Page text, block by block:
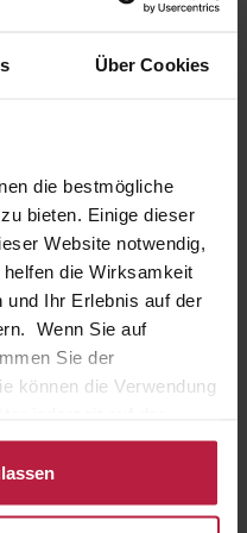
Über Cookies
die bestmögliche
bieten. Einige dieser
Website notwendig,
die Wirksamkeit
und Ihr Erlebnis auf der
Wenn Sie auf
Sie der
können die Verwendung
oder auf das
Bildrand klicken. Mit
Sie Ihre Einwilligung
passen immer
Perfekt portioniert